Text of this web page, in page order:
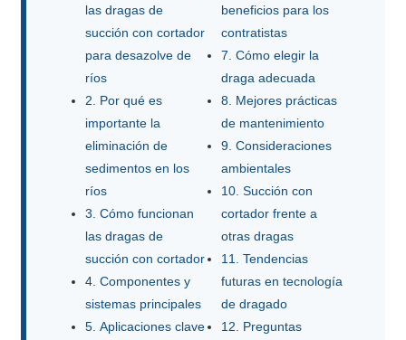
las dragas de
succión con cortador
para desazolve de
ríos
2. Por qué es
importante la
eliminación de
sedimentos en los
ríos
3. Cómo funcionan
las dragas de
succión con cortador
4. Componentes y
sistemas principales
5. Aplicaciones clave
beneficios para los
contratistas
7. Cómo elegir la
draga adecuada
8. Mejores prácticas
de mantenimiento
9. Consideraciones
ambientales
10. Succión con
cortador frente a
otras dragas
11. Tendencias
futuras en tecnología
de dragado
12. Preguntas